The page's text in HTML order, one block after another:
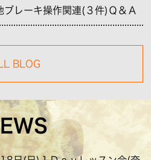
ブレーキ操作関連(３件)Ｑ＆Ａ
BLOG